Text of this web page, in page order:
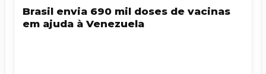
Brasil envia 690 mil doses de vacinas
em ajuda à Venezuela